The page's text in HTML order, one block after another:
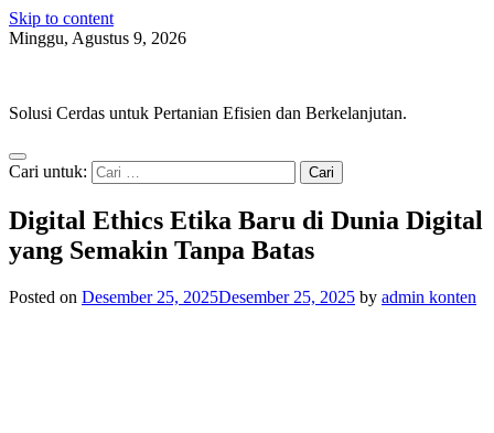
Skip to content
Minggu, Agustus 9, 2026
Solusi Cerdas untuk Pertanian Efisien dan Berkelanjutan.
Cari untuk:
Digital Ethics Etika Baru di Dunia Digital
yang Semakin Tanpa Batas
Posted on Desember 25, 2025Desember 25, 2025 by admin konten